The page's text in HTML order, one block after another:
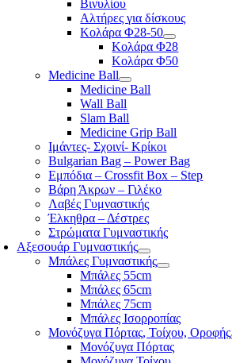
Βινυλίου
Αλτήρες για δίσκους
Κολάρα Φ28-50
Κολάρα Φ28
Κολάρα Φ50
Medicine Ball
Medicine Ball
Wall Ball
Slam Ball
Medicine Grip Ball
Ιμάντες- Σχοινί- Κρίκοι
Bulgarian Bag – Power Bag
Εμπόδια – Crossfit Box – Step
Βάρη Άκρων – Γιλέκο
Λαβές Γυμναστικής
Έλκηθρα – Δέστρες
Στρώματα Γυμναστικής
Αξεσουάρ Γυμναστικής
Μπάλες Γυμναστικής
Μπάλες 55cm
Μπάλες 65cm
Μπάλες 75cm
Μπάλες Ισορροπίας
Μονόζυγα Πόρτας, Τοίχου, Οροφής
Μονόζυγα Πόρτας